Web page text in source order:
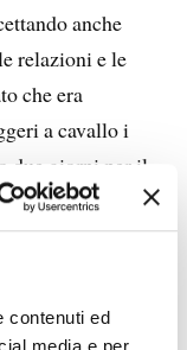
contenuti ed
anche
relazioni e le
che era
a cavallo i
due giorni per il
con strade in
che ritardavano i
davano
il continuo
Roma di